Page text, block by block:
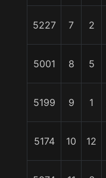
5227 7 2
5001 8 5
5199 9 1
5174 10 12